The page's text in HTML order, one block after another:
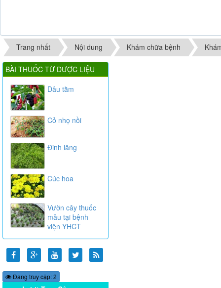
Trang nhất Nội dung Khám chữa bệnh
BÀI THUỐC TỪ DƯỢC LIỆU
Dâu tằm
Cỏ nhọ nồi
Đinh lăng
Cúc hoa
Vườn cây thuốc
mẫu tại bệnh
viện YHCT
Đang truy cập: 2